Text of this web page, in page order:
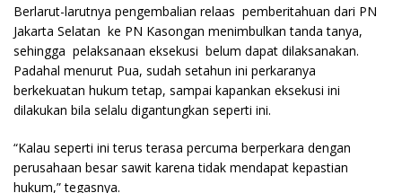
Berlarut-larutnya pengembalian relaas pemberitahuan dari PN
Jakarta Selatan ke PN Kasongan menimbulkan tanda tanya,
sehingga pelaksanaan eksekusi belum dapat dilaksanakan.
Padahal menurut Pua, sudah setahun ini perkaranya
berkekuatan hukum tetap, sampai kapankan eksekusi ini
dilakukan bila selalu digantungkan seperti ini.
“Kalau seperti ini terus terasa percuma berperkara dengan
perusahaan besar sawit karena tidak mendapat kepastian
hukum,” tegasnya.